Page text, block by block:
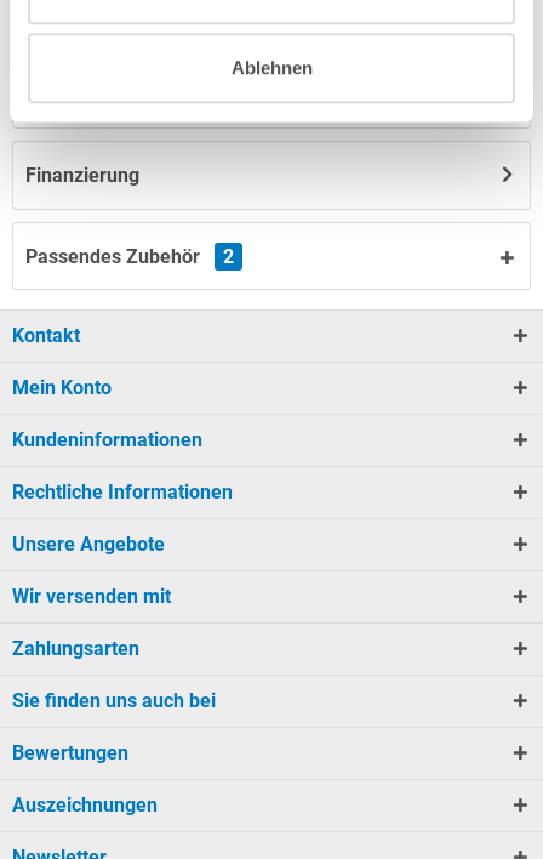
Ablehnen
Finanzierung
Passendes Zubehör 2
Kontakt
Mein Konto
Kundeninformationen
Rechtliche Informationen
Unsere Angebote
Wir versenden mit
Zahlungsarten
Sie finden uns auch bei
Bewertungen
Auszeichnungen